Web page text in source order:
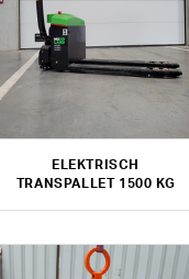
ELEKTRISCH
TRANSPALLET 1500 KG